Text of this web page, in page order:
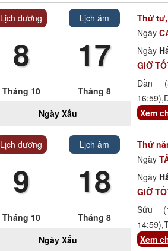
Lịch dương
8
Tháng 10
Lịch âm
17
Tháng 8
Ngày Xấu
Thứ tư,
Ngày
Ngày
GIỜ
Dần
Xem
Lịch dương
9
Tháng 10
Lịch âm
18
Tháng 8
Ngày Xấu
Thứ
Ngày
Ngày
GIỜ
Sửu
Xem